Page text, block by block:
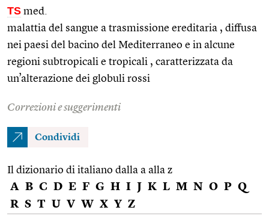
TS med.
malattia del sangue a trasmissione ereditaria , diffusa
nei paesi del bacino del Mediterraneo e in alcune
regioni subtropicali e tropicali , caratterizzata da
un’alterazione dei globuli rossi
Correzioni e suggerimenti
Condividi
Il dizionario di italiano dalla a alla z
A B C D E F G H I J K L M N O P Q
R S T U V W X Y Z